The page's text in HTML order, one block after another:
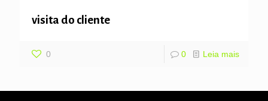
visita do cliente
0 0 Leia mais